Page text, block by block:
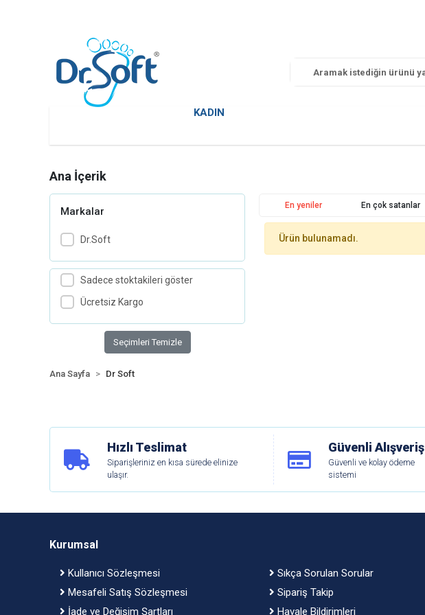
KADIN
Ana İçerik
Markalar
Dr.Soft
Sadece stoktakileri göster
Ücretsiz Kargo
Seçimleri Temizle
En yeniler En çok satanlar
Ürün bulunamadı.
Ana Sayfa Dr Soft
Hızlı Teslimat
Siparişleriniz en kısa sürede elinize
ulaşır.
Güvenli Alışveriş
Güvenli ve kolay ödeme
sistemi
Kurumsal
Kullanıcı Sözleşmesi
Mesafeli Satış Sözleşmesi
İade ve Değişim Şartları
Sıkça Sorulan Sorular
Sipariş Takip
Havale Bildirimleri